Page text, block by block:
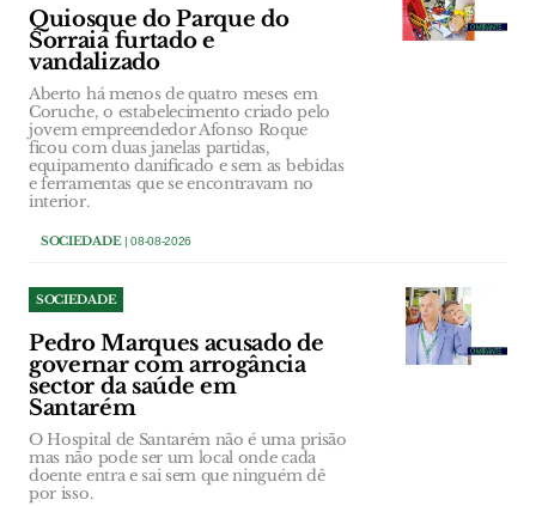
Quiosque do Parque do
Sorraia furtado e
vandalizado
Aberto há menos de quatro meses em
Coruche, o estabelecimento criado pelo
jovem empreendedor Afonso Roque
ficou com duas janelas partidas,
equipamento danificado e sem as bebidas
e ferramentas que se encontravam no
interior.
SOCIEDADE| 08-08-2026
SOCIEDADE
Pedro Marques acusado de
governar com arrogância
sector da saúde em
Santarém
O Hospital de Santarém não é uma prisão
mas não pode ser um local onde cada
doente entra e sai sem que ninguém dê
por isso.